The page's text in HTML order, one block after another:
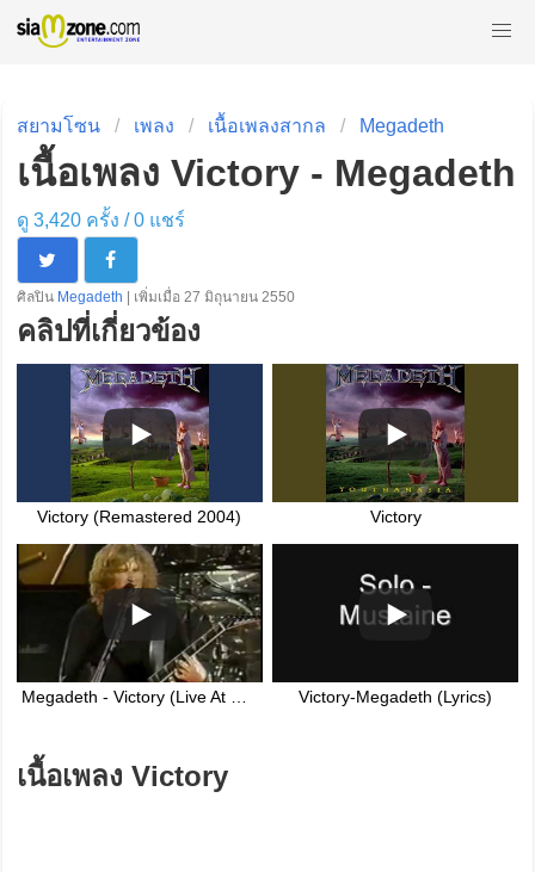
สยามโซน เพลง เนื้อเพลงสากล Megadeth
เนื้อเพลง Victory - Megadeth
ดู 3,420 ครั้ง /0แชร์
ศิลปิน Megadeth | เพิ่มเมื่อ 27 มิถุนายน 2550
คลิปที่เกี่ยวข้อง
Victory (Remastered 2004) Victory
Megadeth - Victory (Live At MTV Halloween Party 1994) Victory-Megadeth (Lyrics)
เนื้อเพลง Victory